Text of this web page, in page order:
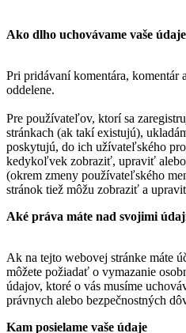
Ako dlho uchovávame vaše údaje
Pri pridávaní komentára, komentár
oddelene.
Pre používateľov, ktorí sa
stránkach (ak takí existujú),
poskytujú, do ich užívateľského
kedykoľvek zobraziť, upraviť
(okrem zmeny používateľského
stránok tiež môžu zobraziť a
Aké práva máte nad svojimi
Ak na tejto webovej stránke máte
môžete požiadať o vymazanie
údajov, ktoré o vás musíme
právnych alebo bezpečnostných
Kam posielame vaše údaje